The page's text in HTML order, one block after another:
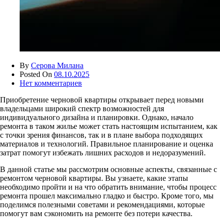
By Серова Милана
Posted On 08.10.2025
Нет комментариев
Приобретение черновой квартиры открывает перед новыми
владельцами широкий спектр возможностей для
индивидуального дизайна и планировки. Однако, начало
ремонта в таком жилье может стать настоящим испытанием, как
с точки зрения финансов, так и в плане выбора подходящих
материалов и технологий. Правильное планирование и оценка
затрат помогут избежать лишних расходов и недоразумений.
В данной статье мы рассмотрим основные аспекты, связанные с
ремонтом черновой квартиры. Вы узнаете, какие этапы
необходимо пройти и на что обратить внимание, чтобы процесс
ремонта прошел максимально гладко и быстро. Кроме того, мы
поделимся полезными советами и рекомендациями, которые
помогут вам сэкономить на ремонте без потери качества.